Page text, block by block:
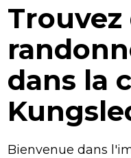
Trouvez
dans la
Bienvenue dans